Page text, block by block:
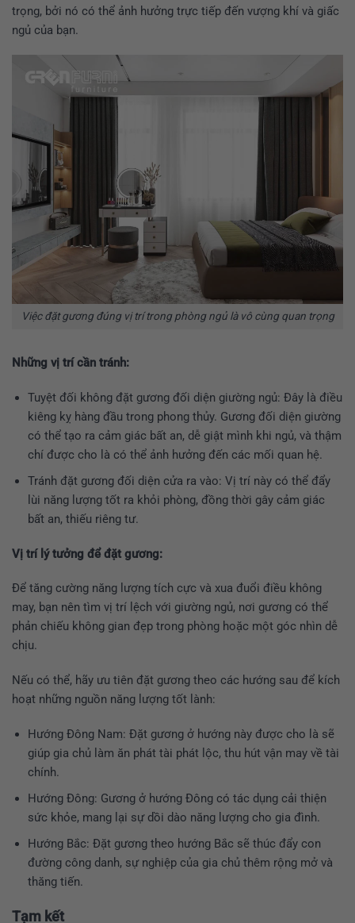
trọng, bởi nó có thể ảnh hưởng trực tiếp đến vượng khí và giấc
ngủ của bạn.
Việc đặt gương đúng vị trí trong phòng ngủ là vô cùng quan trọng
Những vị trí cần tránh:
Tuyệt đối không đặt gương đối diện giường ngủ: Đây là điều
kiêng kỵ hàng đầu trong phong thủy. Gương đối diện giường
có thể tạo ra cảm giác bất an, dễ giật mình khi ngủ, và thậm
chí được cho là có thể ảnh hưởng đến các mối quan hệ.
Tránh đặt gương đối diện cửa ra vào: Vị trí này có thể đẩy
lùi năng lượng tốt ra khỏi phòng, đồng thời gây cảm giác
bất an, thiếu riêng tư.
Vị trí lý tưởng để đặt gương:
Để tăng cường năng lượng tích cực và xua đuổi điều không
may, bạn nên tìm vị trí lệch với giường ngủ, nơi gương có thể
phản chiếu không gian đẹp trong phòng hoặc một góc nhìn dễ
chịu.
Nếu có thể, hãy ưu tiên đặt gương theo các hướng sau để kích
hoạt những nguồn năng lượng tốt lành:
Hướng Đông Nam: Đặt gương ở hướng này được cho là sẽ
giúp gia chủ làm ăn phát tài phát lộc, thu hút vận may về tài
chính.
Hướng Đông: Gương ở hướng Đông có tác dụng cải thiện
sức khỏe, mang lại sự dồi dào năng lượng cho gia đình.
Hướng Bắc: Đặt gương theo hướng Bắc sẽ thúc đẩy con
đường công danh, sự nghiệp của gia chủ thêm rộng mở và
thăng tiến.
Tạm kết